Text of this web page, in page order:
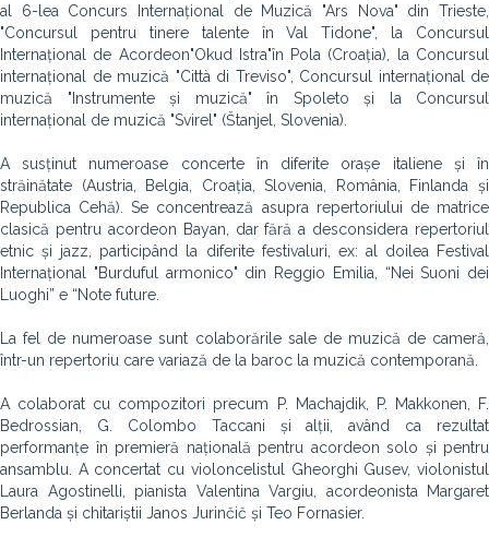
al 6-lea Concurs Internațional de Muzică "Ars Nova" din Trieste,
"Concursul pentru tinere talente în Val Tidone", la Concursul
Internațional de Acordeon"Okud Istra"în Pola (Croația), la Concursul
internațional de muzică "Città di Treviso", Concursul internațional de
muzică "Instrumente și muzică" în Spoleto și la Concursul
internațional de muzică "Svirel" (Štanjel, Slovenia).
A susținut numeroase concerte în diferite orașe italiene și în
străinătate (Austria, Belgia, Croația, Slovenia, România, Finlanda și
Republica Cehă). Se concentrează asupra repertoriului de matrice
clasică pentru acordeon Bayan, dar fără a desconsidera repertoriul
etnic și jazz, participând la diferite festivaluri, ex: al doilea Festival
Internațional "Burduful armonico" din Reggio Emilia, “Nei Suoni dei
Luoghi” e “Note future.
La fel de numeroase sunt colaborările sale de muzică de cameră,
într-un repertoriu care variază de la baroc la muzică contemporană.
A colaborat cu compozitori precum P. Machajdik, P. Makkonen, F.
Bedrossian, G. Colombo Taccani și alții, având ca rezultat
performanțe în premieră națională pentru acordeon solo și pentru
ansamblu. A concertat cu violoncelistul Gheorghi Gusev, violonistul
Laura Agostinelli, pianista Valentina Vargiu, acordeonista Margaret
Berlanda și chitariștii Janos Jurinčič și Teo Fornasier.